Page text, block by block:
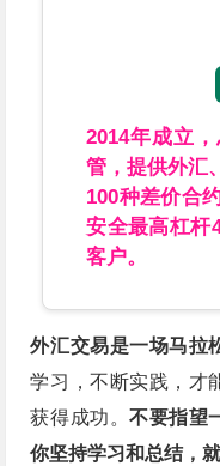
2014年成立
管，提供外汇
100种差价合
安全最高杠杆
客户。
外汇交易是一场马拉
学习，不断实践，才
获得成功。不要指望
你坚持学习和总结，